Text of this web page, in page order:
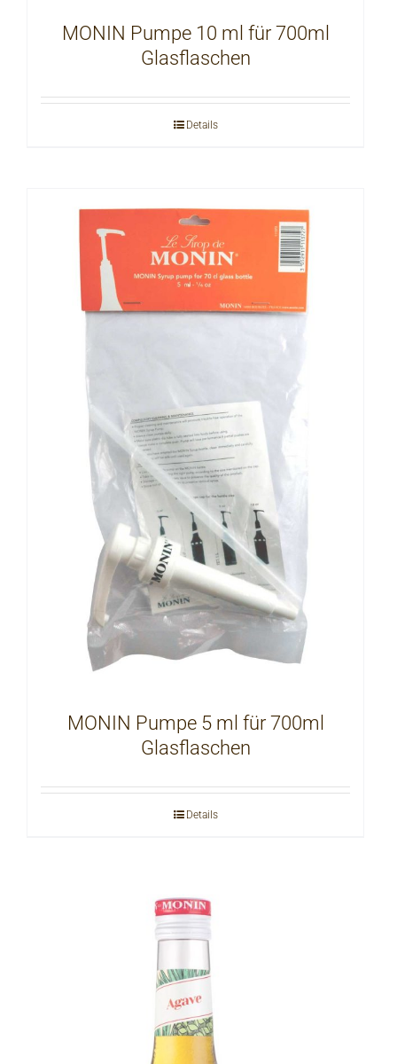
MONIN Pumpe 10 ml für 700ml
Glasflaschen
Details
MONIN Pumpe 5 ml für 700ml
Glasflaschen
Details